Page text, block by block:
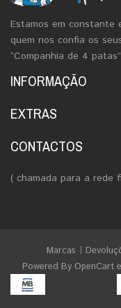
Estamos em constante
quem nos confia os
“Companhia de 4
INFORMAÇÃO
EXTRAS
CONTACTOS
( chamada para a rede
Marcas
Powered By OpenCart e